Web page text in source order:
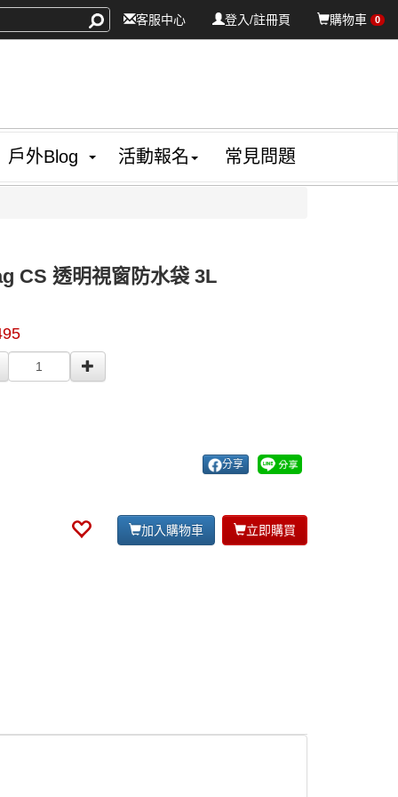
購物車 0
登入/註冊頁
客服中心
戶外Blog 活動報名 常見問題
CS 透明視窗防水袋 3L
分享
加入購物車 立即購買